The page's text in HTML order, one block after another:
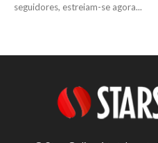
seguidores, estreiam-se agora...